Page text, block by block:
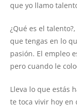
que yo llamo
¿Qué es el
que tengas en lo
pasión. El empleo
pero cuando le
Lleva lo que estás
te toca vivir hoy en